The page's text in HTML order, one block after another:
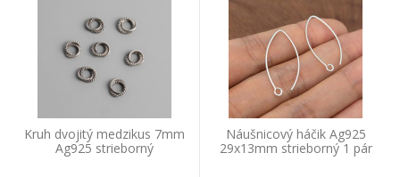
Kruh dvojitý medzikus 7mm
Ag925 strieborný
Náušnicový háčik Ag925
29x13mm strieborný 1 pár